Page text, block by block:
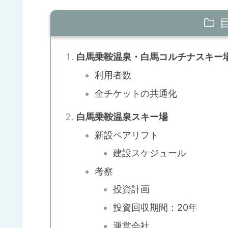
白馬乗鞍温泉・白馬コルチナスキー
利用者数
全チケットの共通化
白馬乗鞍温泉スキー場
新設ペアリフト
建設スケジュール
考察
投資計画
投資回収期間：20年
運営会社